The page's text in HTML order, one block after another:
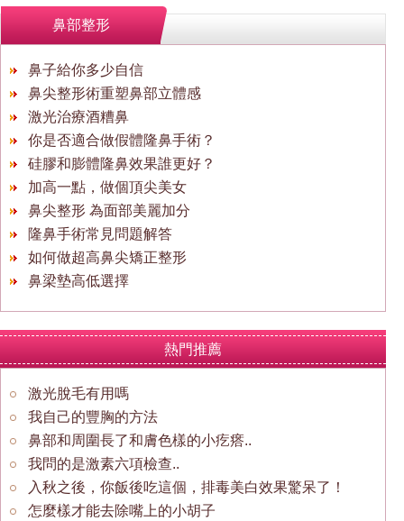
鼻部整形
鼻子給你多少自信
鼻尖整形術重塑鼻部立體感
激光治療酒糟鼻
你是否適合做假體隆鼻手術？
硅膠和膨體隆鼻效果誰更好？
加高一點，做個頂尖美女
鼻尖整形 為面部美麗加分
隆鼻手術常見問題解答
如何做超高鼻尖矯正整形
鼻梁墊高低選擇
熱門推薦
激光脫毛有用嗎
我自己的豐胸的方法
鼻部和周圍長了和膚色樣的小疙瘩..
我問的是激素六項檢查..
入秋之後，你飯後吃這個，排毒美白效果驚呆了！
怎麼樣才能去除嘴上的小胡子